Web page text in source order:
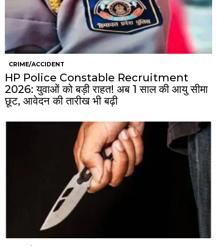
CRIME/ACCIDENT
HP Police Constable Recruitment
2026: युवाओं को बड़ी राहत! अब 1 साल की आयु सीमा
छूट, आवेदन की तारीख भी बढ़ी